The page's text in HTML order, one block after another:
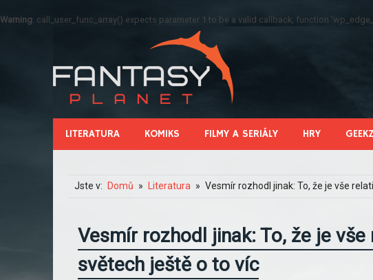
Warning: call_user_func_array() expects parameter 1 to be a valid callback, function
LITERATURA KOMIKS FILMY A SERIÁLY HRY
Jste v: Domů Literatura Vesmír rozhodl jinak: To, že je vše
Vesmír rozhodl jinak: To, že je
světech ještě o to víc